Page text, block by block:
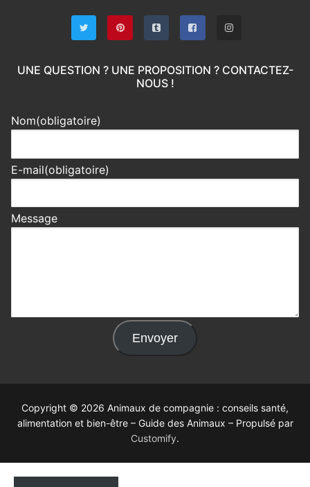
UNE QUESTION ? UNE PROPOSITION ? CONTACTEZ-
NOUS !
Nom(obligatoire)
E-mail(obligatoire)
Message
Envoyer
Copyright © 2026 Animaux de compagnie : conseils santé,
alimentation et bien-être – Guide des Animaux – Propulsé par
Customify.